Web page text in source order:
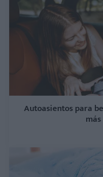
Autoasientos para